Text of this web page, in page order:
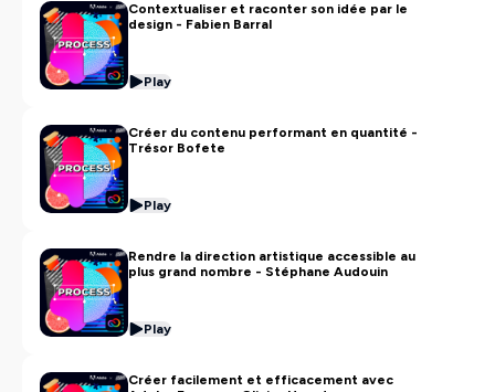
Contextualiser et raconter son idée par le
design - Fabien Barral
Play
Créer du contenu performant en quantité -
Trésor Bofete
Play
Rendre la direction artistique accessible au
plus grand nombre - Stéphane Audouin
Play
Créer facilement et efficacement avec